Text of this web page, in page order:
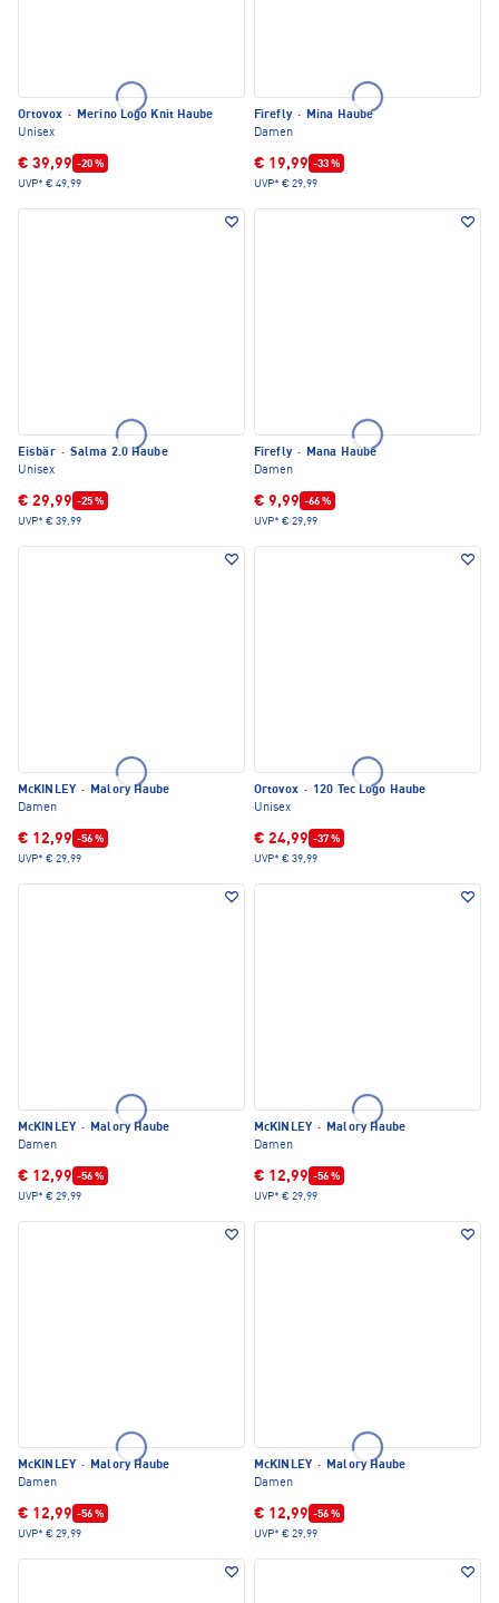
Ortovox · Merino Logo Knit Haube
Unisex
€ 39,99 -20 %
UVP* € 49,99
Firefly · Mina Haube
Damen
€ 19,99 -33 %
UVP* € 29,99
Eisbär · Salma 2.0 Haube
Unisex
€ 29,99 -25 %
UVP* € 39,99
Firefly · Mana Haube
Damen
€ 9,99 -66 %
UVP* € 29,99
McKINLEY · Malory Haube
Damen
€ 12,99 -56 %
UVP* € 29,99
Ortovox · 120 Tec Logo Haube
Unisex
€ 24,99 -37 %
UVP* € 39,99
McKINLEY · Malory Haube
Damen
€ 12,99 -56 %
UVP* € 29,99
McKINLEY · Malory Haube
Damen
€ 12,99 -56 %
UVP* € 29,99
McKINLEY · Malory Haube
Damen
€ 12,99 -56 %
UVP* € 29,99
McKINLEY · Malory Haube
Damen
€ 12,99 -56 %
UVP* € 29,99